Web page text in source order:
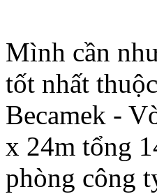
Mình cần
tốt nhất
Becamek -
x 24m tổng
phòng công